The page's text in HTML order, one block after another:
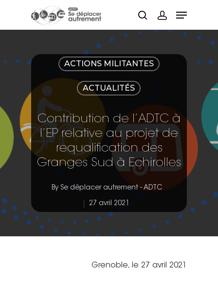
Hit enter to search or ESC to close
ACTIONS MILITANTES
ACTUALITÉS
Contribution de l’ADTC à
l’EP relative au projet de
requalification des
Granges Sud à Echirolles
By Se déplacer autrement - ADTC
27 avril 2021
Grenoble, le 27 avril 2021